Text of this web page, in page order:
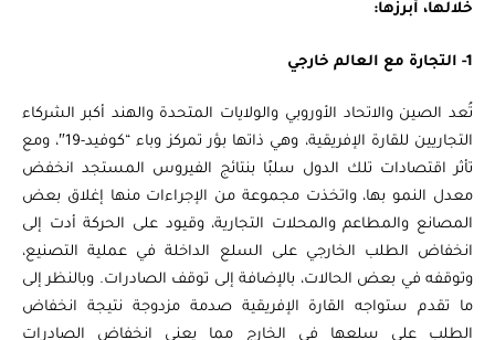
خلالها، أبرزها:
تُعد الصين والاتحاد الأوروبي والولايات المتحدة والهند أكبر الشركاء
التجاريين للقارة الإفريقية، وهي ذاتها بؤر تمركز وباء “كوفيد-19″، ومع
تأثر اقتصادات تلك الدول سلبًا بنتائج الفيروس المستجد انخفض
معدل النمو بها، واتخذت مجموعة من الإجراءات منها إغلاق بعض
المصانع والمطاعم والمحلات التجارية، وقيود على الحركة أدت إلى
انخفاض الطلب الخارجي على السلع الداخلة في عملية التصنيع،
وتوقفه في بعض الحالات، بالإضافة إلى توقف الصادرات. وبالنظر إلى
ما تقدم ستواجه القارة الإفريقية صدمة مزدوجة نتيجة انخفاض
الطلب على سلعها في الخارج مما يعني انخفاض الصادرات